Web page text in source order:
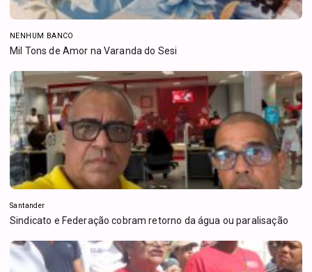
NENHUM BANCO
Mil Tons de Amor na Varanda do Sesi
Santander
Sindicato e Federação cobram retorno da água ou paralisação